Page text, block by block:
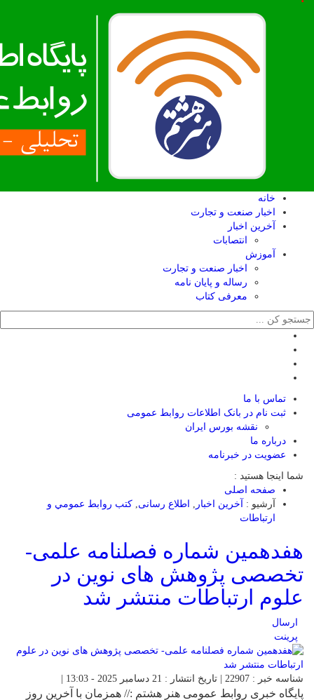
خانه
اخبار صنعت و تجارت
آخرین اخبار
انتصابات
آموزش
اخبار صنعت و تجارت
رساله و پایان نامه
معرفی کتاب
تماس با ما
ثبت نام در بانک اطلاعات روابط عمومی
نقشه بورس ایران
درباره ما
عضويت در خبرنامه
شما اینجا هستید :
صفحه اصلی
آرشیو :
آخرین اخبار , اطلاع رسانی, كتب روابط عمومي و
ارتباطات
هفدهمین شماره فصلنامه علمی-
تخصصی پژوهش های نوین در
علوم ارتباطات منتشر شد
ارسال
پرینت
شناسه خبر : 22907 | تاریخ انتشار : 21 دسامبر 2025 - 13:03 |
پایگاه خبری روابط عمومی هنر هشتم :// همزمان با آخرین روز